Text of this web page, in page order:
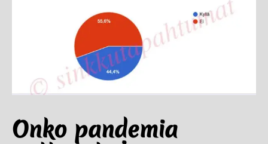
Onko pandemia